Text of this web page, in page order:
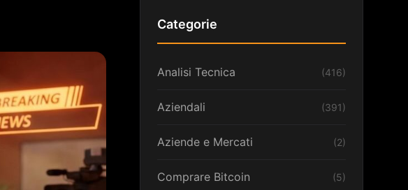
Categorie
Analisi Tecnica (416)
Aziendali (391)
Aziende e Mercati (2)
Comprare Bitcoin (5)